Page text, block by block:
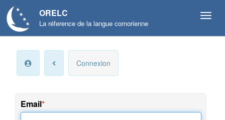
ORELC
La réference de la langue comorienne
compte
Connexion
Email